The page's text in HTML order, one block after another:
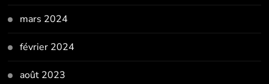
mars 2024
février 2024
août 2023